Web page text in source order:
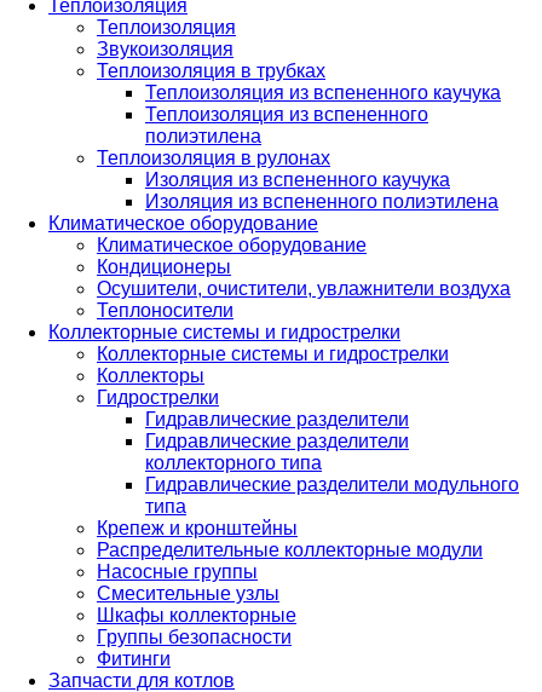
Теплоизоляция
Теплоизоляция
Звукоизоляция
Теплоизоляция в трубках
Теплоизоляция из вспененного каучука
Теплоизоляция из вспененного
полиэтилена
Теплоизоляция в рулонах
Изоляция из вспененного каучука
Изоляция из вспененного полиэтилена
Климатическое оборудование
Климатическое оборудование
Кондиционеры
Осушители, очистители, увлажнители воздуха
Теплоносители
Коллекторные системы и гидрострелки
Коллекторные системы и гидрострелки
Коллекторы
Гидрострелки
Гидравлические разделители
Гидравлические разделители
коллекторного типа
Гидравлические разделители модульного
типа
Крепеж и кронштейны
Распределительные коллекторные модули
Насосные группы
Смесительные узлы
Шкафы коллекторные
Группы безопасности
Фитинги
Запчасти для котлов